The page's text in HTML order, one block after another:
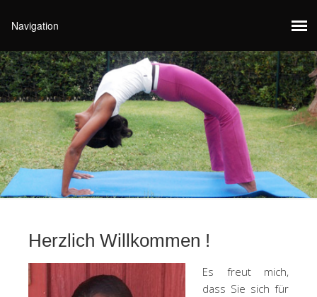
Herzlich Willkommen !
Es freut mich,
dass Sie sich für